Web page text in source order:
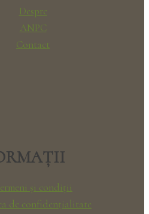
Despre
ANPC
Contact
și condiții
de confidențialitate